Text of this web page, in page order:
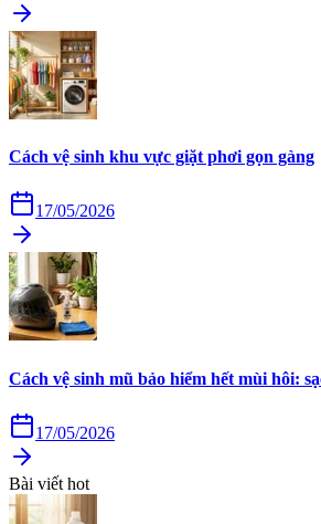
Cách vệ sinh khu vực giặt phơi gọn gàng
17/05/2026
Cách vệ sinh mũ bảo hiểm hết mùi hôi:
17/05/2026
Bài viết hot